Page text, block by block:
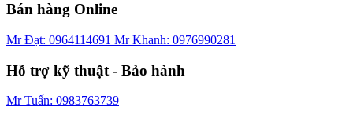
Bán hàng Online
Mr Đạt: 0964114691 Mr Khanh: 0976990281
Hỗ trợ kỹ thuật - Bảo hành
Mr Tuấn: 0983763739